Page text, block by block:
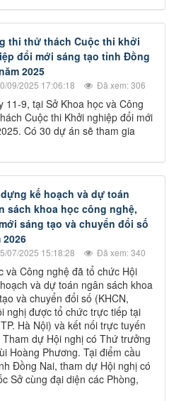
thi thử thách Cuộc thi khởi
đổi mới sáng tạo tỉnh Đồng
2025
09/2025 17:06:18 Đã xem: 306
11-9, tại Sở Khoa học và Công
Cuộc thi Khởi nghiệp đổi mới
Có 30 dự án sẽ tham gia
kế hoạch và dự toán
sách khoa học công nghệ,
sáng tạo và chuyển đổi số
2026
07/2025 15:18:28 Đã xem: 340
và Công nghệ đã tổ chức Hội
và dự toán ngân sách khoa
và chuyển đổi số (KHCN,
nghị được tổ chức trực tiếp tại
Hà Nội) và kết nối trực tuyến
dự Hội nghị có Thứ trưởng
Hoàng Phương. Tại điểm cầu
Đồng Nai, tham dự Hội nghị có
Sở cùng đại diện các Phòng,